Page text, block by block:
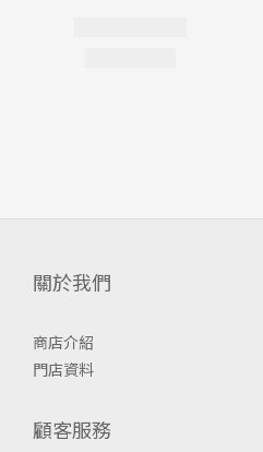
關於我們
商店介紹
門店資料
顧客服務